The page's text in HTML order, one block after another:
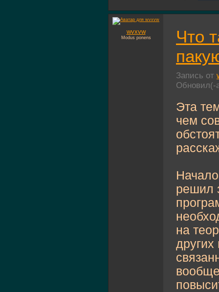
wvxvw
Modus ponens
Что
Запись от
Эта
чем
решил
на
других